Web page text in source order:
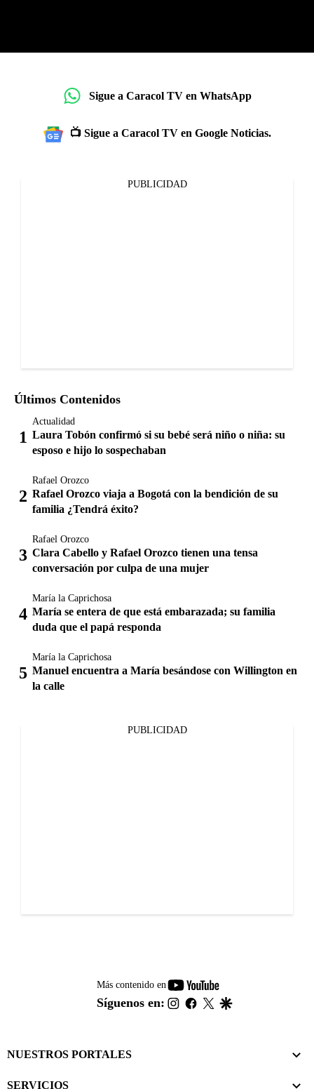
Sigue a Caracol TV en WhatsApp
📺 Sigue a Caracol TV en Google Noticias.
PUBLICIDAD
Últimos Contenidos
Actualidad
Laura Tobón confirmó si su bebé será niño o niña: su
esposo e hijo lo sospechaban
Rafael Orozco
Rafael Orozco viaja a Bogotá con la bendición de su
familia ¿Tendrá éxito?
Rafael Orozco
Clara Cabello y Rafael Orozco tienen una tensa
conversación por culpa de una mujer
María la Caprichosa
María se entera de que está embarazada; su familia
duda que el papá responda
María la Caprichosa
Manuel encuentra a María besándose con Willington en
la calle
PUBLICIDAD
Más contenido en
youtube-
footer
Síguenos en: instagram
facebook
twitter
NUESTROS PORTALES
SERVICIOS